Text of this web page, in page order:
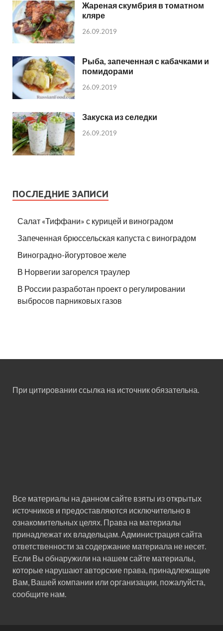
Жареная скумбрия в томатном
кляре
26.09.2019
Рыба, запеченная с кабачками и
помидорами
26.09.2019
Закуска из селедки
26.09.2019
ПОСЛЕДНИЕ ЗАПИСИ
Салат «Тиффани» с курицей и виноградом
Запеченная брюссельская капуста с виноградом
Виноградно-йогуртовое желе
В Норвегии загорелся траулер
В России разработан проект о регулировании
выбросов парниковых газов
При цитировании ссылка на источник обязательна.
Все материалы на данном сайте взяты из открытых
источников и предоставляются исключительно в
ознакомительных целях. Права на материалы
принадлежат их владельцам. Администрация сайта
ответственности за содержание материала не несет.
Если Вы обнаружили на нашем сайте материалы,
которые нарушают авторские права, принадлежащие
Вам, Вашей компании или организации, пожалуйста,
сообщите нам.